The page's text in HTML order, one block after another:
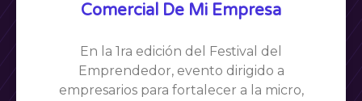
Comercial De Mi Empresa
En la 1ra edición del Festival del
Emprendedor, evento dirigido a
empresarios para fortalecer a la micro,